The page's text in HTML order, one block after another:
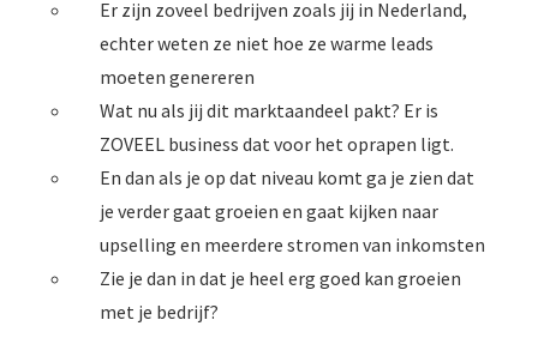
Er zijn zoveel bedrijven zoals jij in Nederland,
echter weten ze niet hoe ze warme leads
moeten genereren
Wat nu als jij dit marktaandeel pakt? Er is
ZOVEEL business dat voor het oprapen ligt.
En dan als je op dat niveau komt ga je zien dat
je verder gaat groeien en gaat kijken naar
upselling en meerdere stromen van inkomsten
Zie je dan in dat je heel erg goed kan groeien
met je bedrijf?